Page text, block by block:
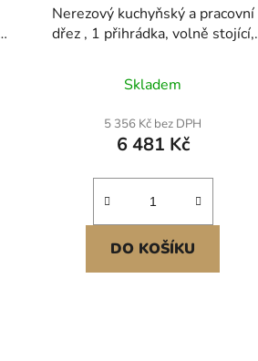
Nerezový kuchyňský a pracovní
dřez , 1 přihrádka, volně stojící,
45,7 x 104,1 cm, komerční dřez s
jednou mísou pro garáž, restauraci,
kuchyň, prádelnu, certifikace NSF
Skladem
5 356 Kč bez DPH
6 481 Kč
DO KOŠÍKU